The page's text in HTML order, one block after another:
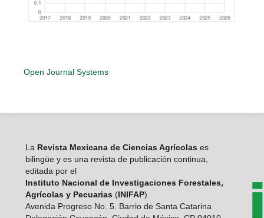
Open Journal Systems
LaRevista Mexicana de Ciencias Agrícolas es
bilingüe y es una revista de publicación continua,
editada por el
Instituto Nacional de Investigaciones Forestales,
Agrícolas y Pecuarias (INIFAP)
Avenida Progreso No. 5. Barrio de Santa Catarina